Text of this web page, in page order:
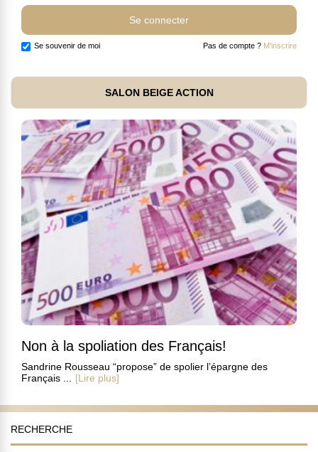
Se souvenir de moi Pas de compte ? M'inscrire
SALON BEIGE ACTION
Non à la spoliation des Français!
Sandrine Rousseau “propose” de spolier l’épargne des
Français ...
[Lire plus]
RECHERCHE